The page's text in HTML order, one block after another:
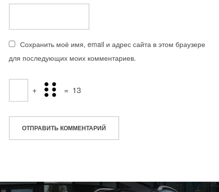
Сохранить моё имя, email и адрес сайта в этом браузере
для последующих моих комментариев.
+ = 13